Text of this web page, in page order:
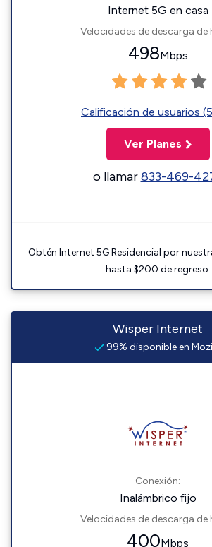
Internet 5G en casa
Velocidades de descarga de
498Mbps
Calificación de usuarios
Ver Planes
o llamar833-469-
Obtén Internet 5G Residencial por
hasta $200 de regreso.
Wisper Internet
99% disponible en
Conexión:
Inalámbrico fijo
Velocidades de descarga de
400Mbps